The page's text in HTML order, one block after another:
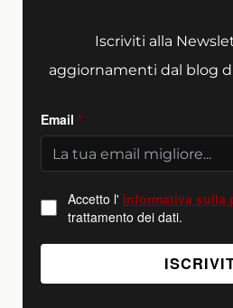
Iscriviti alla
aggiornamenti dal blog
Email*
Accetto l' informativa sulla
trattamento dei dati.